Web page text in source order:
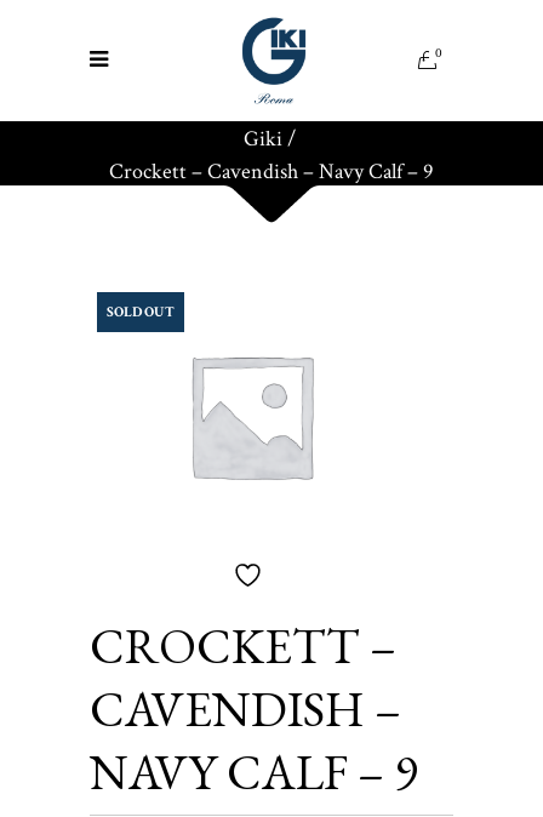
0
Giki/
Crockett – Cavendish – Navy Calf – 9
SOLD OUT
CROCKETT –
CAVENDISH –
NAVY CALF – 9